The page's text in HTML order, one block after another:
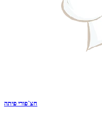
חצ`פורי פיתה